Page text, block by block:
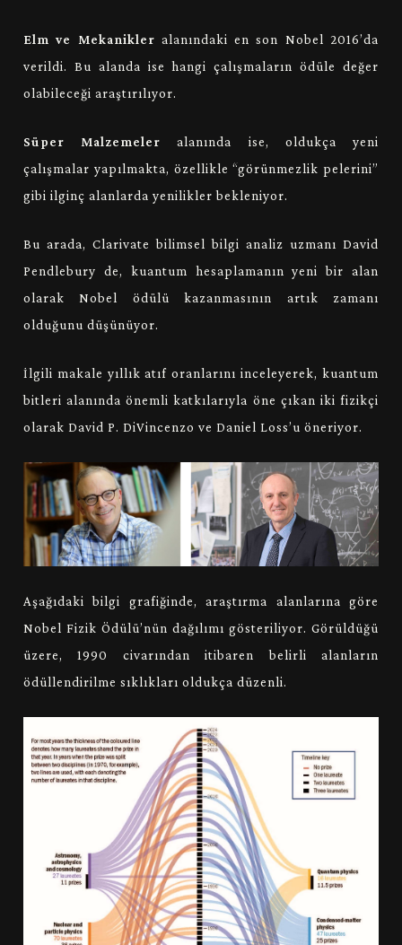
Elm ve Mekanikler alanındaki en son Nobel 2016’da
verildi. Bu alanda ise hangi çalışmaların ödüle değer
olabileceği araştırılıyor.
Süper Malzemeler alanında ise, oldukça yeni
çalışmalar yapılmakta, özellikle “görünmezlik pelerini”
gibi ilginç alanlarda yenilikler bekleniyor.
Bu arada, Clarivate bilimsel bilgi analiz uzmanı David
Pendlebury de, kuantum hesaplamanın yeni bir alan
olarak Nobel ödülü kazanmasının artık zamanı
olduğunu düşünüyor.
İlgili makale yıllık atıf oranlarını inceleyerek, kuantum
bitleri alanında önemli katkılarıyla öne çıkan iki fizikçi
olarak David P. DiVincenzo ve Daniel Loss’u öneriyor.
Aşağıdaki bilgi grafiğinde, araştırma alanlarına göre
Nobel Fizik Ödülü’nün dağılımı gösteriliyor. Görüldüğü
üzere, 1990 civarından itibaren belirli alanların
ödüllendirilme sıklıkları oldukça düzenli.